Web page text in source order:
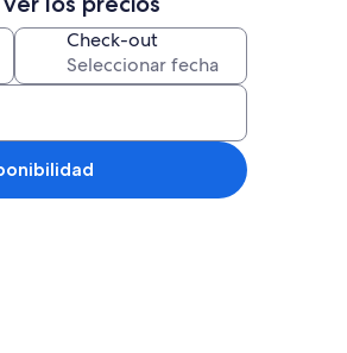
$10,317 MXN
Check-out